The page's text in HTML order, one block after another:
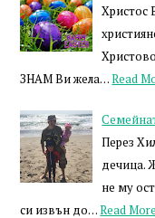
Христос
ЗНАМ Ви жела…Read
Перез
дечица.
не му
си извън до…Read More